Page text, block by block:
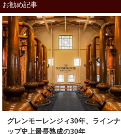
お勧め記事
グレンモーレンジィ30年、ラインナ
ップ史上最長熟成の30年